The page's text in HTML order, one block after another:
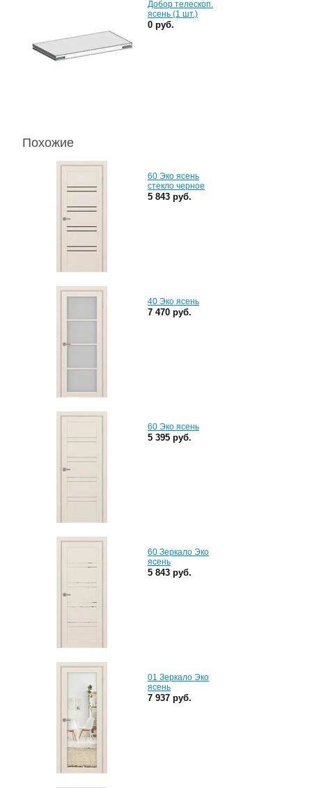
Добор телескоп.
ясень (1 шт.)
0 руб.
Похожие
60 Эко ясень
стекло черное
5 843 руб.
40 Эко ясень
7 470 руб.
60 Эко ясень
5 395 руб.
60 Зеркало Эко
ясень
5 843 руб.
01 Зеркало Эко
ясень
7 937 руб.